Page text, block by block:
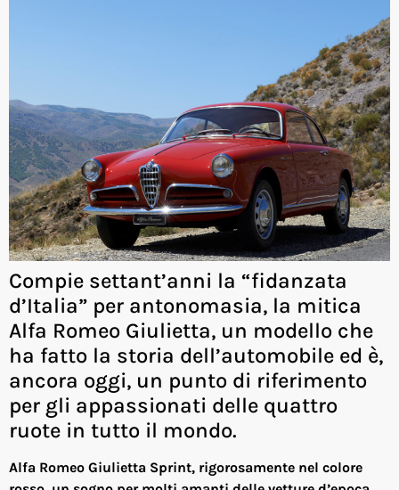
Compie settant’anni la “fidanzata
d’Italia” per antonomasia, la mitica
Alfa Romeo Giulietta, un modello che
ha fatto la storia dell’automobile ed è,
ancora oggi, un punto di riferimento
per gli appassionati delle quattro
ruote in tutto il mondo.
Alfa Romeo Giulietta Sprint, rigorosamente nel colore